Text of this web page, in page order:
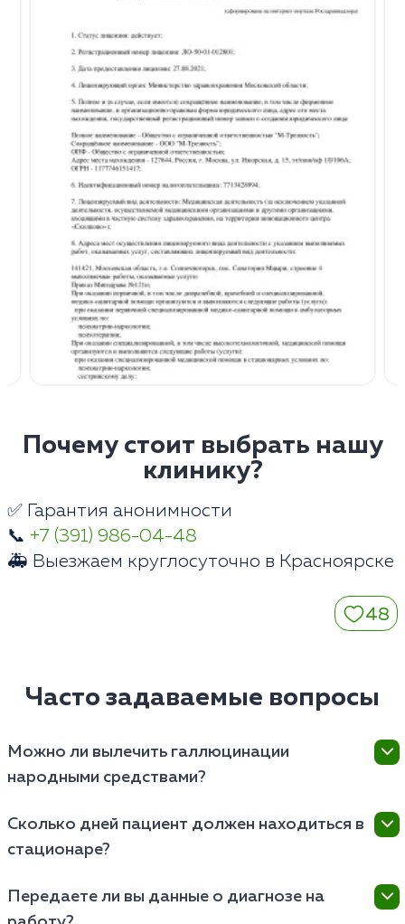
Почему стоит выбрать нашу
клинику?
✅ Гарантия анонимности
📞 +7 (391) 986-04-48
🚑 Выезжаем круглосуточно в Красноярске
48
Часто задаваемые вопросы
Можно ли вылечить галлюцинации
народными средствами?
сбоя в биохимии мозга. Самолечение приводит к
потере времени и необратимым органическим
Сколько дней пациент должен находиться в
стационаре?
Полный курс нормализации метаболизма головного
Передаете ли вы данные о диагнозе на